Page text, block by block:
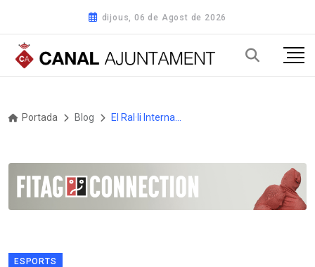
dijous, 06 de Agost de 2026
Portada Blog
ESPORTS